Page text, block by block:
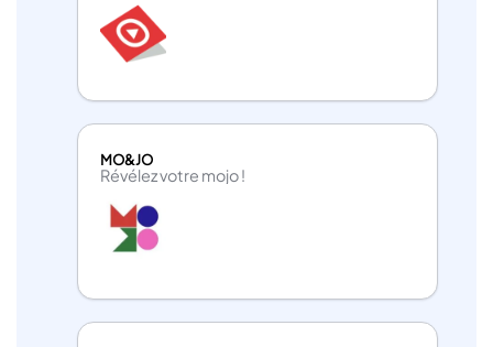
MO&JO
Révélez votre mojo !